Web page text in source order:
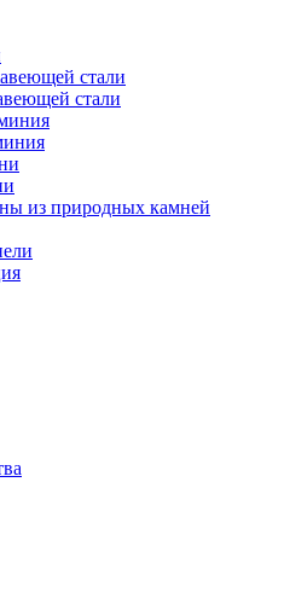
стали
стали
из природных камней